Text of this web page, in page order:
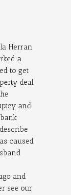
Herran
a
to get
deal
and
caused
and
see our